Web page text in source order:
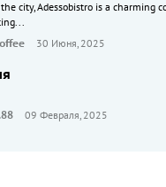
city, Adessobistro is a charming
30 Июня, 2025
09 Февраля, 2025